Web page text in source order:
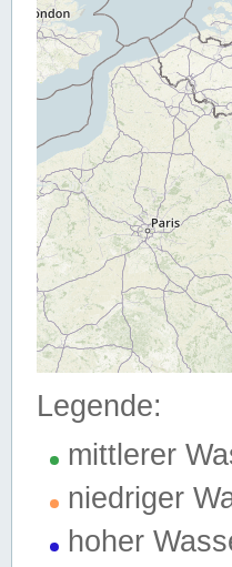
Legende:
mittlerer
niedriger
hoher